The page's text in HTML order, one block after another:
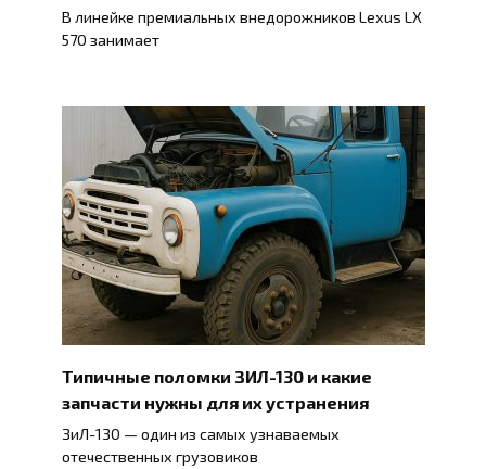
В линейке премиальных внедорожников Lexus LX
570 занимает
Типичные поломки ЗИЛ-130 и какие
запчасти нужны для их устранения
ЗиЛ-130 — один из самых узнаваемых
отечественных грузовиков